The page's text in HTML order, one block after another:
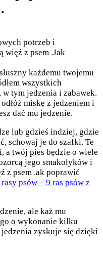
każdemu twojemu
wszystkich
tym jedzenia i zabawek.
miskę z jedzeniem i
dać mu jedzenie.
lub gdzieś indziej, gdzie
schowaj je do szafki. Te
a twój pies będzie o wiele
jego smakołyków i
z psem .ak poprawić
psów – 9 ras psów z
ale każ mu
o wykonanie kilku
zyskuje się dzięki